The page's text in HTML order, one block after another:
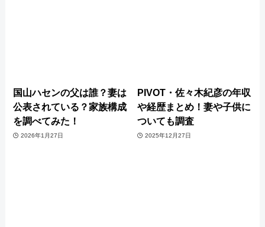
国山ハセンの父は誰？妻は
公表されている？家族構成
を調べてみた！
2026年1月27日
PIVOT・佐々木紀彦の年収
や経歴まとめ！妻や子供に
ついても調査
2025年12月27日